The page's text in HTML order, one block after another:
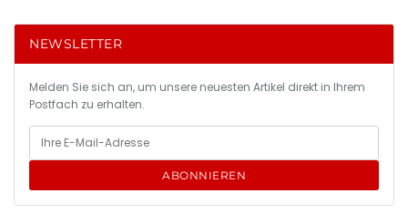
NEWSLETTER
Melden Sie sich an, um unsere neuesten Artikel direkt in Ihrem
Postfach zu erhalten.
ABONNIEREN